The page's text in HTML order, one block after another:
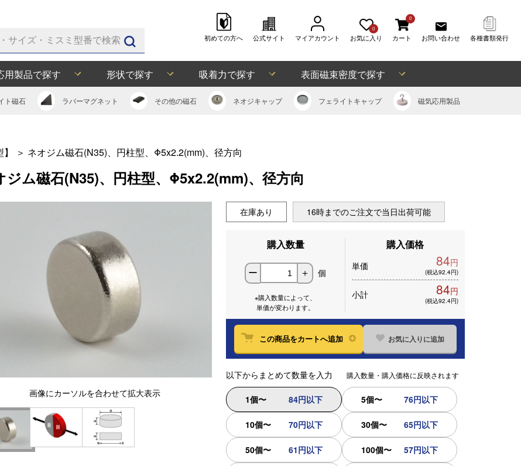
初めての方へ 公式サイト マイアカウント
0
お気に入り
0
カート お問い合わせ 各種書類発行
用製品で探す 形状で探す 吸着力で探す 表面磁束密度で探す
ト磁石 ラバーマグネット その他の磁石 ネオジキャップ フェライト キャップ 磁気応用製品
＞ ネオジム磁石(N35)、円柱型、Φ5x2.2(mm)、径方向
ジム磁石(N35)、円柱型、Φ5x2.2(mm)、径方向
画像にカーソルを合わせて拡大表示
在庫あり 16時までのご注文で当日出荷可能
購入数量
ー ＋ 個
※購入数量によって、
単価が変わります。
購入価格
単価 84円
(税込92.4円)
小計 84円
(税込92.4円)
この商品をカートへ追加 お気に入りに追加
以下からまとめて数量を入力 購入数量・購入価格に反映されます
1個〜 84円以下 5個〜 76円以下
10個〜 70円以下 30個〜 65円以下
50個〜 61円以下 100個〜 57円以下